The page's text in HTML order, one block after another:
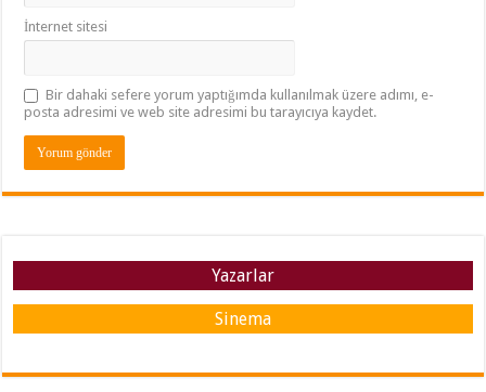
İnternet sitesi
Bir dahaki sefere yorum yaptığımda kullanılmak üzere adımı, e-
posta adresimi ve web site adresimi bu tarayıcıya kaydet.
Yazarlar
Sinema